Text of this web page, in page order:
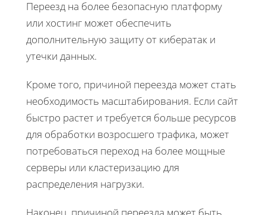
Переезд на более безопасную платформу
или хостинг может обеспечить
дополнительную защиту от кибератак и
утечки данных.
Кроме того, причиной переезда может стать
необходимость масштабирования. Если сайт
быстро растет и требуется больше ресурсов
для обработки возросшего трафика, может
потребоваться переход на более мощные
серверы или кластеризацию для
распределения нагрузки.
Наконец, причиной переезда может быть